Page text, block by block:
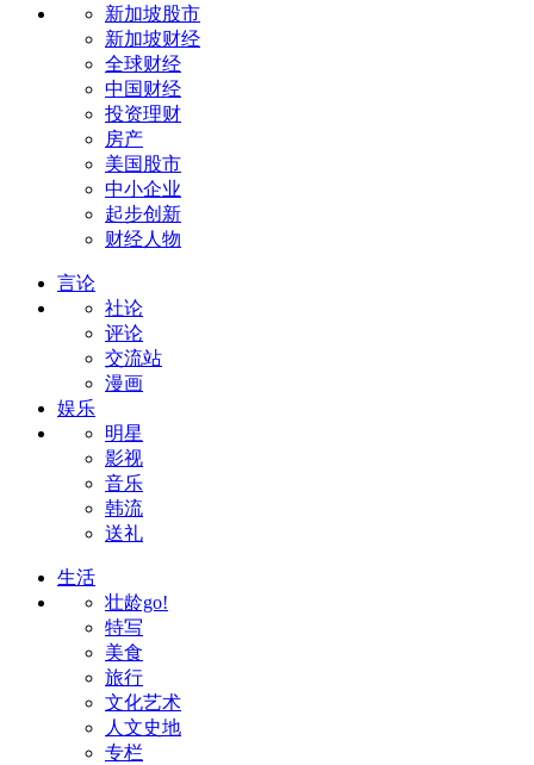
新加坡股市
新加坡财经
全球财经
中国财经
投资理财
房产
美国股市
中小企业
起步创新
财经人物
言论
社论
评论
交流站
漫画
娱乐
明星
影视
音乐
韩流
送礼
生活
壮龄go!
特写
美食
旅行
文化艺术
人文史地
专栏